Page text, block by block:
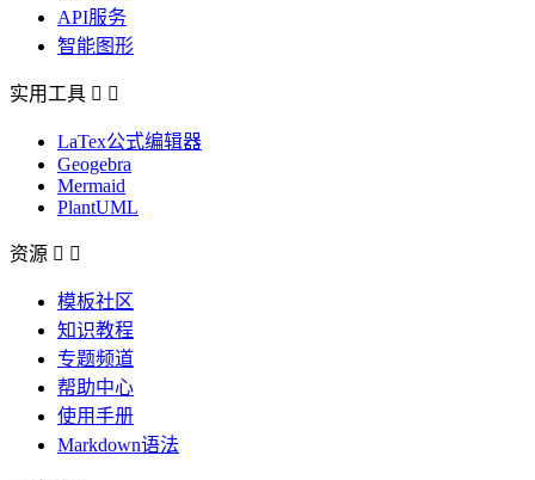
API服务
智能图形
实用工具  
LaTex公式编辑器
Geogebra
Mermaid
PlantUML
资源  
模板社区
知识教程
专题频道
帮助中心
使用手册
Markdown语法